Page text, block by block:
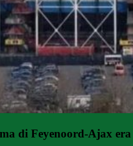
di Feyenoord-Ajax era